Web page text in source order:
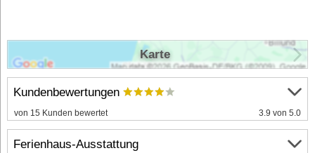
Kundenbewertungen
von 15 Kunden bewertet 3.9 von 5.0
Ferienhaus-Ausstattung
Karte